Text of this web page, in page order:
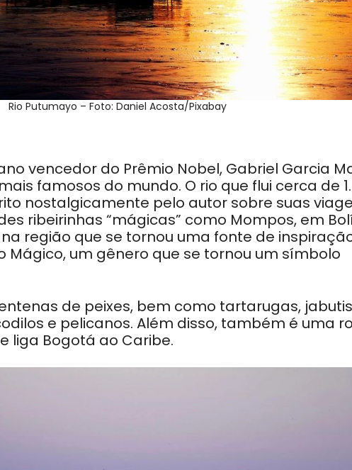
Rio Putumayo – Foto: Daniel Acosta/Pixabay
vencedor do Prêmio Nobel, Gabriel Garcia
famosos do mundo. O rio que flui cerca de
nostalgicamente pelo autor sobre suas
ribeirinhas “mágicas” como Mompos, em
região que se tornou uma fonte de
Mágico, um gênero que se tornou um símbolo
de peixes, bem como tartarugas,
e pelicanos. Além disso, também é uma
liga Bogotá ao Caribe.